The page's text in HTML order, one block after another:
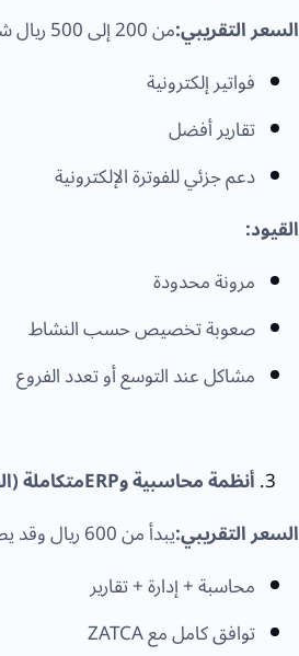
السعر التقريبي:من 200 إلى 500 ريال شهريًا
فواتير إلكترونية
تقارير أفضل
دعم جزئي للفوترة الإلكترونية
القيود:
مرونة محدودة
صعوبة تخصيص حسب النشاط
مشاكل عند التوسع أو تعدد الفروع
أنظمة محاسبية وERPمتكاملة (الخيار الاحترافي)
السعر التقريبي:يبدأ من 600 ريال وقد يصل إلى آلاف حسب الاستخدام
محاسبة + إدارة + تقارير
توافق كامل مع ZATCA